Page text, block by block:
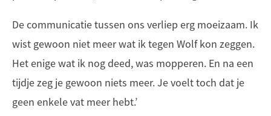
De communicatie tussen ons verliep erg moeizaam. Ik
wist gewoon niet meer wat ik tegen Wolf kon zeggen.
Het enige wat ik nog deed, was mopperen. En na een
tijdje zeg je gewoon niets meer. Je voelt toch dat je
geen enkele vat meer hebt.’